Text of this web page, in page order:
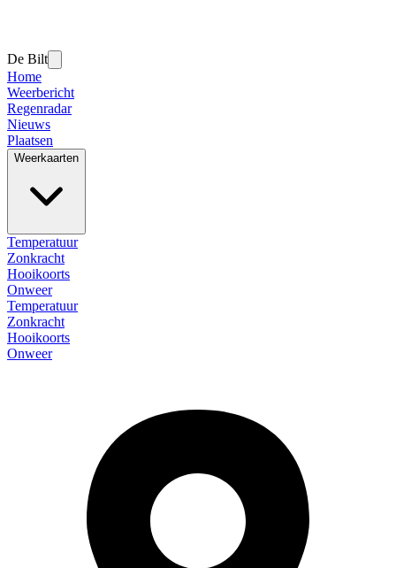
De Bilt
Home
Weerbericht
Regenradar
Nieuws
Plaatsen
Weerkaarten
Temperatuur
Zonkracht
Hooikoorts
Onweer
Temperatuur
Zonkracht
Hooikoorts
Onweer